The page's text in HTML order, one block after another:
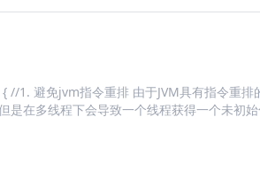
1. 避免jvm指令重排 由于JVM具有指令重排
是在多线程下会导致一个线程获得一个未初